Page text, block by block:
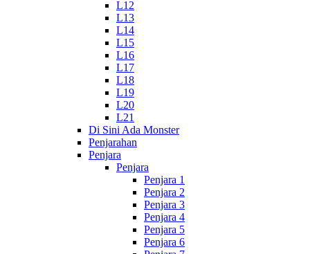
L12
L13
L14
L15
L16
L17
L18
L19
L20
L21
Di Sini Ada Monster
Penjarahan
Penjara
Penjara
Penjara 1
Penjara 2
Penjara 3
Penjara 4
Penjara 5
Penjara 6